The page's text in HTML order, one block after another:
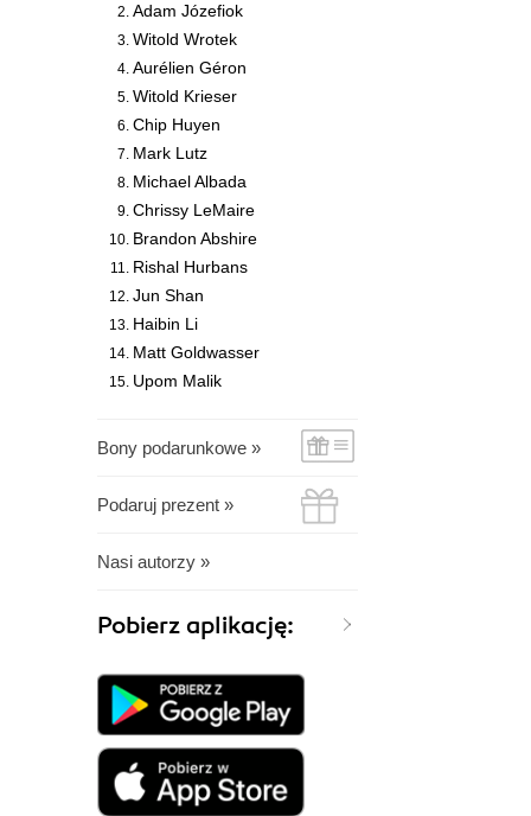
Adam Józefiok
Witold Wrotek
Aurélien Géron
Witold Krieser
Chip Huyen
Mark Lutz
Michael Albada
Chrissy LeMaire
Brandon Abshire
Rishal Hurbans
Jun Shan
Haibin Li
Matt Goldwasser
Upom Malik
Bony podarunkowe »
Podaruj prezent »
Nasi autorzy »
Pobierz aplikację: